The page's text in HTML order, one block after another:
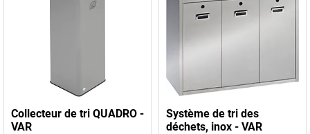
Collecteur de tri QUADRO -
VAR
Système de tri des
déchets, inox - VAR